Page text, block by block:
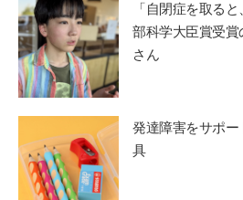
「自閉症を取る
部科学大臣賞受
さん
発達障害をサポ
具